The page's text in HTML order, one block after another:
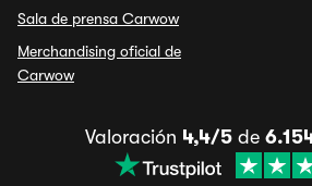
Sala de prensa Carwow
Merchandising oficial de
Carwow
Valoración 4,4/5 de